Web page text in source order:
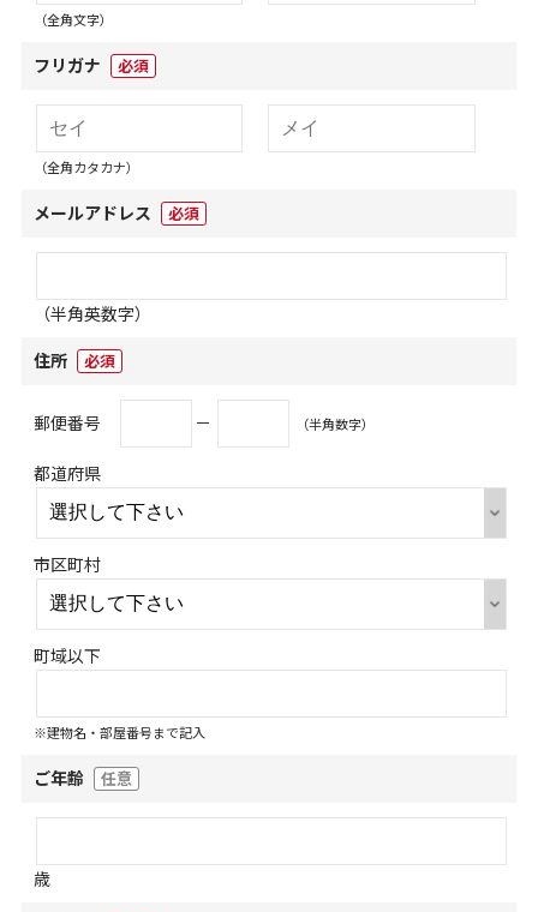
（全角文字）
フリガナ 必須
（全角カタカナ）
メールアドレス 必須
（半角英数字）
住所
必須
郵便番号 － （半角数字）
都道府県
市区町村
町域以下
※建物名・部屋番号まで記入
ご年齢 任意
歳